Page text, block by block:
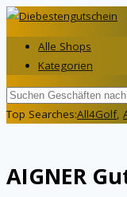
Alle Shops
Kategorien
Top Searches:All4Golf,
AIGNER